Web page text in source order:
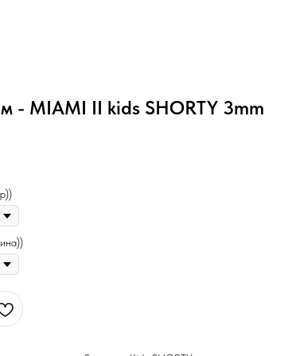
- MIAMI II kids SHORTY 3mm